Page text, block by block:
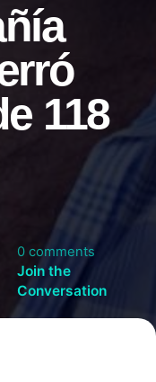
118
0 comments
Join the
Conversation